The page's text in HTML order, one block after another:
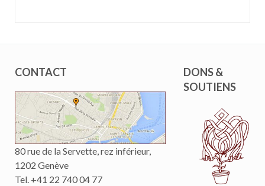
CONTACT
80 rue de la Servette, rez inférieur,
1202 Genève
Tel. +41 22 740 04 77
DONS &
SOUTIENS